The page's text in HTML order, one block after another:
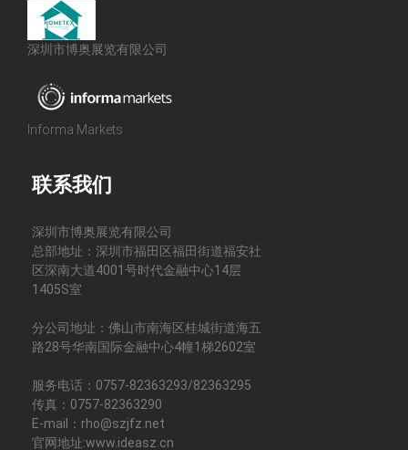
深圳市博奥展览有限公司
Informa Markets
联系我们
深圳市博奥展览有限公司
总部地址：深圳市福田区福田街道福安社
区深南大道4001号时代金融中心14层
1405S室
分公司地址：佛山市南海区桂城街道海五
路28号华南国际金融中心4幢1梯2602室
服务电话：0757-82363293/82363295
传真：0757-82363290
E-mail：rho@szjfz.net
官网地址:www.ideasz.cn